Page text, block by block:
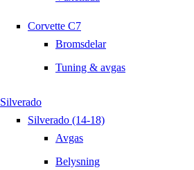
Corvette C7
Bromsdelar
Tuning & avgas
Silverado
Silverado (14-18)
Avgas
Belysning